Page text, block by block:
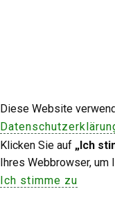
Diese Website
Klicken Sie auf „Ich
Ihres Webbrowser, um
Ich stimme zu